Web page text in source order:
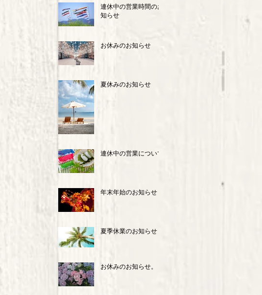
連休中の営業時間のお
知らせ
お休みのお知らせ
夏休みのお知らせ
連休中の営業について
年末年始のお知らせ
夏季休業のお知らせ
お休みのお知らせ。